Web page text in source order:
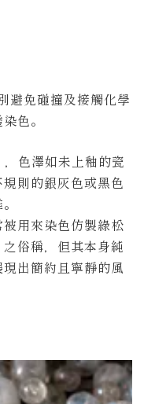
避免碰撞及接觸化學
色。
色澤如未上釉的瓷
則的銀灰色或黑色
用來染色仿製綠松
俗稱，但其本身純
出簡約且寧靜的風